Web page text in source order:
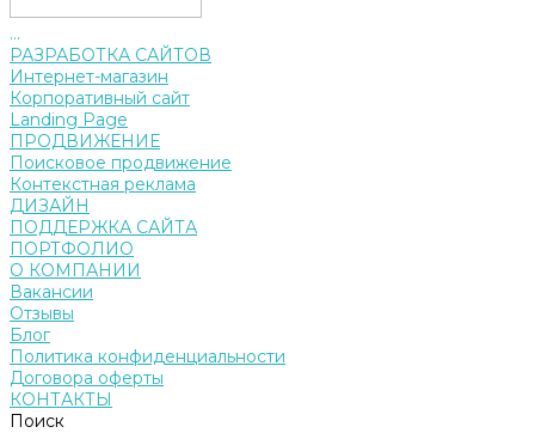
...
РАЗРАБОТКА САЙТОВ
Интернет-магазин
Корпоративный сайт
Landing Page
ПРОДВИЖЕНИЕ
Поисковое продвижение
Контекстная реклама
ДИЗАЙН
ПОДДЕРЖКА САЙТА
ПОРТФОЛИО
О КОМПАНИИ
Вакансии
Отзывы
Блог
Политика конфиденциальности
Договора оферты
КОНТАКТЫ
Поиск